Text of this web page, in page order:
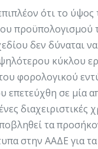
ότι το ύψος
προϋπολογισμού
δεν δύναται
κύκλου
φορολογικού
επετεύχθη σε μία
διαχειριστικές
τα
στην ΑΑΔΕ για